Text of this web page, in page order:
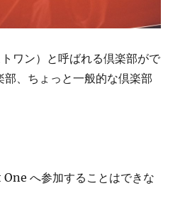
ワン）と呼ばれる倶楽部がで
部、ちょっと一般的な倶楽部
へ参加することはできな